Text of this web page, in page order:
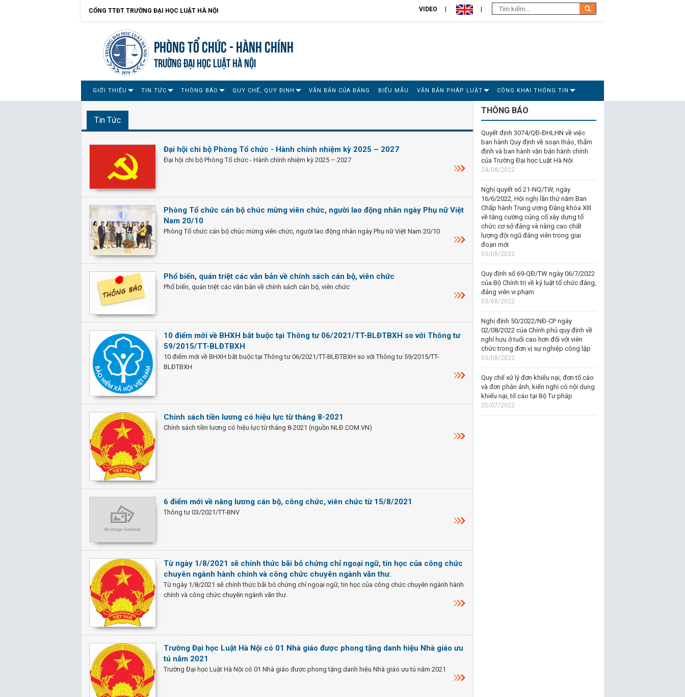
CỔNG TTĐT TRƯỜNG ĐẠI HỌC LUẬT HÀ NỘI VIDEO
Phòng Tổ chức - Hành chính
TRƯỜNG ĐẠI HỌC LUẬT HÀ NỘI
GIỚI THIỆU TIN TỨC THÔNG BÁO QUY CHẾ, QUY ĐỊNH VĂN BẢN CỦA ĐẢNG BIỂU MẪU VĂN BẢN PHÁP LUẬT CÔNG KHAI THÔNG TIN
Tin Tức
Đại hội chi bộ Phòng Tổ chức - Hành chính nhiệm kỳ 2025 – 2027
Đại hội chi bộ Phòng Tổ chức - Hành chính nhiệm kỳ 2025 – 2027
Phòng Tổ chức cán bộ chúc mừng viên chức, người lao động nhân ngày Phụ nữ Việt
Nam 20/10
Phòng Tổ chức cán bộ chúc mừng viên chức, người lao động nhân ngày Phụ nữ Việt Nam 20/10
Phổ biến, quán triệt các văn bản về chính sách cán bộ, viên chức
Phổ biến, quán triệt các văn bản về chính sách cán bộ, viên chức
10 điểm mới về BHXH bắt buộc tại Thông tư 06/2021/TT-BLĐTBXH so với Thông tư
59/2015/TT-BLĐTBXH
10 điểm mới về BHXH bắt buộc tại Thông tư 06/2021/TT-BLĐTBXH so với Thông tư 59/2015/TT-
BLĐTBXH
Chính sách tiền lương có hiệu lực từ tháng 8-2021
Chính sách tiền lương có hiệu lực từ tháng 8-2021 (nguồn NLĐ.COM.VN)
6 điểm mới về nâng lương cán bộ, công chức, viên chức từ 15/8/2021
Thông tư 03/2021/TT-BNV
Từ ngày 1/8/2021 sẽ chính thức bãi bỏ chứng chỉ ngoại ngữ, tin học của công chức
chuyên ngành hành chính và công chức chuyên ngành văn thư.
Từ ngày 1/8/2021 sẽ chính thức bãi bỏ chứng chỉ ngoại ngữ, tin học của công chức chuyên ngành hành
chính và công chức chuyên ngành văn thư.
Trường Đại học Luật Hà Nội có 01 Nhà giáo được phong tặng danh hiệu Nhà giáo ưu
tú năm 2021
Trường Đại học Luật Hà Nội có 01 Nhà giáo được phong tặng danh hiệu Nhà giáo ưu tú năm 2021
THÔNG BÁO
Quyết định 3074/QĐ-ĐHLHN về việc
ban hành Quy định về soạn thảo, thẩm
định và ban hành văn bản hành chính
của Trường Đại học Luật Hà Nội
24/08/2022
Nghị quyết số 21-NQ/TW, ngày
16/6/2022, Hội nghị lần thứ năm Ban
Chấp hành Trung ương Đảng khóa XIII
về tăng cường củng cố xây dựng tổ
chức cơ sở đảng và nâng cao chất
lượng đội ngũ đảng viên trong giai
đoạn mới
03/08/2022
Quy định số 69-QĐ/TW ngày 06/7/2022
của Bộ Chính trị về kỷ luật tổ chức đảng,
đảng viên vi phạm
03/08/2022
Nghị định 50/2022/NĐ-CP ngày
02/08/2022 của Chính phủ quy định về
nghỉ hưu ở tuổi cao hơn đối với viên
chức trong đơn vị sự nghiệp công lập
03/08/2022
Quy chế xử lý đơn khiếu nại, đơn tố cáo
và đơn phản ánh, kiến nghị có nội dung
khiếu nại, tố cáo tại Bộ Tư pháp
25/07/2022